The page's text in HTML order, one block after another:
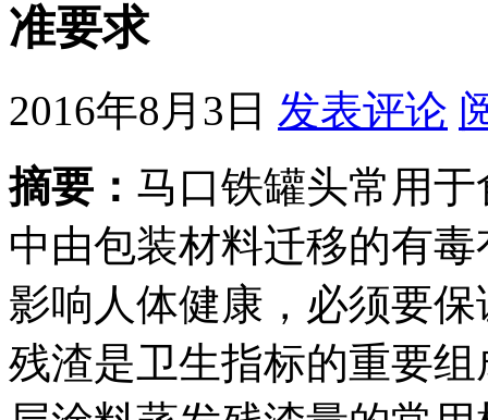
准要求
2016年8月3日 发表评论
摘要： 马口铁罐头常用
中由包装材料迁移的有
影响人体健康，必须要
残渣是卫生指标的重要